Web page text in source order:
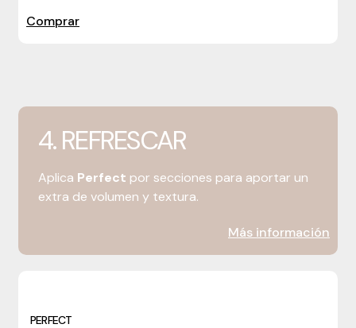
Comprar
4. REFRESCAR
Aplica Perfect por secciones para aportar un
extra de volumen y textura.
Más información
PERFECT